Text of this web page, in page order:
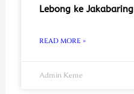
Lebong ke Jakabaring
READ MORE »
Admin Keme